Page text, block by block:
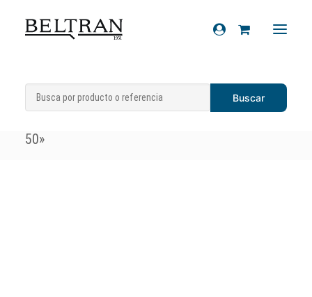
Recambios
Cascos
Inicio Recambios » Chasis
Calcas
(Letreros/adhesivos/escudos)»Calca «LX
50»